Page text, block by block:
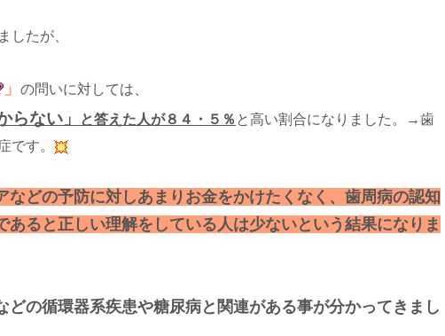
したが、
」 の問いに対しては、
らない」 と答えた人が８４・５％ と高い割合になりました。→歯
です。
などの予防に対しあまりお金をかけたくなく、歯周病の認知
あると正しい理解をしている人は少ないという結果になりま
の循環器系疾患や糖尿病と関連がある事が分かってきまし